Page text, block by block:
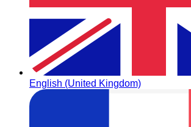
English (United Kingdom)